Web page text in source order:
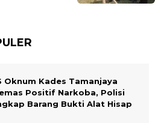
Oknum Kades Tamanjaya
Positif Narkoba, Polisi
Barang Bukti Alat Hisap